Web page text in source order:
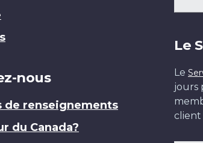
nous
de renseignements
du Canada?
Le
Le
jours
client